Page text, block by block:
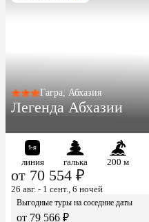
Гагра, Абхазия
Легенда Абхазии
линия галька 200 м
от 70 554 ₽
26 авг. - 1 сент., 6 ночей
Выгодные туры на соседние даты
от 79 566 ₽